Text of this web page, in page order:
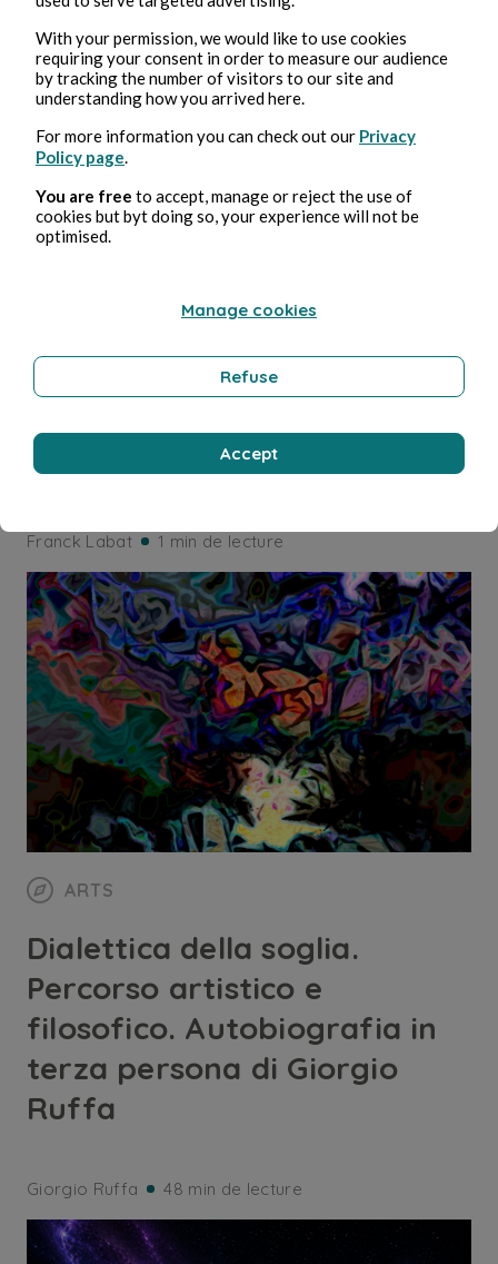
Franck Labat 1 min de lecture
ARTS
Défi 236
Franck Labat 1 min de lecture
ARTS
Dialettica della soglia.
Percorso artistico e
filosofico. Autobiografia in
terza persona di Giorgio
Ruffa
Giorgio Ruffa 48 min de lecture
With your permission, we would like to use cookies
requiring your consent in order to measure our audience
by tracking the number of visitors to our site and
understanding how you arrived here.
For more information you can check out our Privacy
Policy page
You are free to accept, manage or reject the use of
cookies but byt doing so, your experience will not be
optimised.
Manage cookies
Refuse
Accept